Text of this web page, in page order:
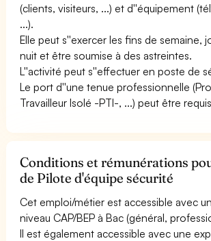
(clients, visiteurs, ...) et d''équipement
...).
Elle peut s''exercer les fins de semaine,
nuit et être soumise à des astreintes.
L''activité peut s''effectuer en poste de
Le port d''une tenue professionnelle
Travailleur Isolé -PTI-, ...) peut être
Conditions et rémunérations
de Pilote d'équipe sécurité
Cet emploi/métier est accessible avec
niveau CAP/BEP à Bac (général,
Il est également accessible avec une